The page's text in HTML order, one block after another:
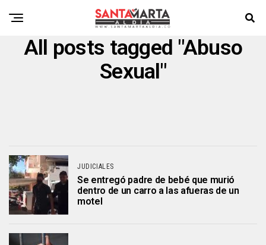
All posts tagged "Abuso
Sexual"
JUDICIALES
Se entregó padre de bebé que murió
dentro de un carro a las afueras de un
motel